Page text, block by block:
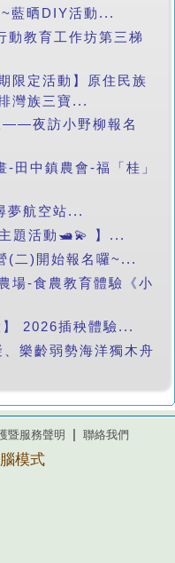
藍晒DIY活動...
動教育工作坊第三梯
限定活動】原住民族
灣族三寶...
——夜訪小野柳報名
田中鎮農會-福「桂」
夢航空站...
主題活動🛥️💫 】...
(二)開始報名囉~...
場-食農教育體驗《小
2026插秧體驗...
樂齡弱勢海洋獨木舟
暨服務聲明 聯絡我們
模式